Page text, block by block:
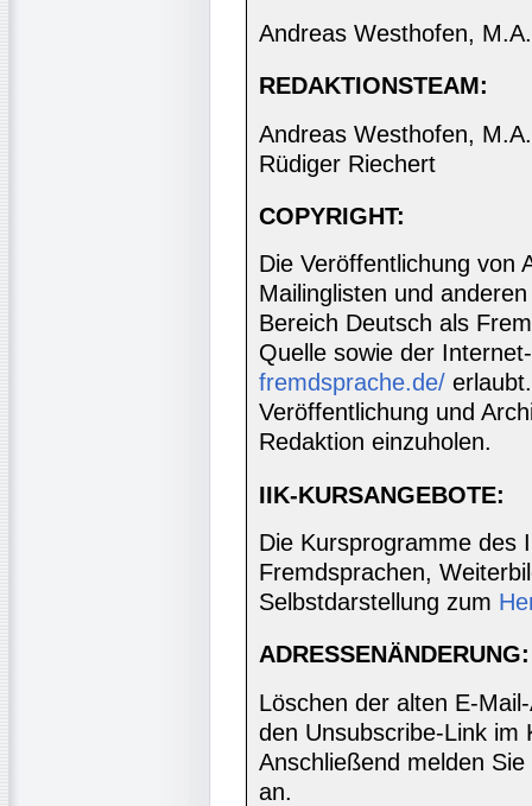
Andreas Westhofen, M.A.
REDAKTIONSTEAM:
Andreas Westhofen,
Rüdiger Riechert
COPYRIGHT:
Die Veröffentlichung von
Mailinglisten und
Bereich Deutsch als
Quelle sowie der
fremdsprache.de/
Veröffentlichung und
Redaktion einzuholen.
IIK-KURSANGEBOTE:
Die Kursprogramme des
Fremdsprachen,
Selbstdarstellung zum
ADRESSENÄNDERUNG:
Löschen der alten E-
den Unsubscribe-Link im
Anschließend melden
an.